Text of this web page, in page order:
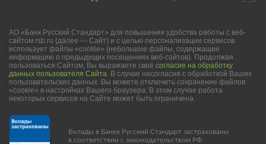
АО «Банк Русский Стандарт» для повышения удобства работы с веб-
сайтом rsb.ru (далее — Сайт) и с целью персонализации сервисов
использует файлы «cookie» (небольшие файлы, содержащие
информацию о предыдущих посещениях веб-сайтов). Продолжая
пользоваться Сайтом, Вы выражаете своё согласие на обработку
данных пользователя Сайта. В случае несогласия с обработкой Ваших
пользовательских данных Вы можете отключить сохранение файлов
«cookie» в настройках Вашего браузера. В этом случае работа
некоторых сервисов на Сайте может быть ограничена.
Вклады в Банке Русский Стандарт застрахованы
в соответствии с законодательством РФ